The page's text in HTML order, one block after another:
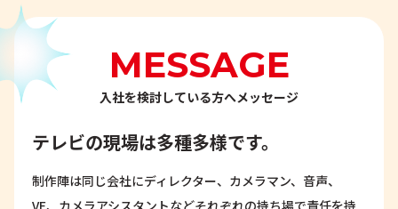
MESSAGE
入社を検討している方へメッセージ
テレビの現場は多種多様です。
制作陣は同じ会社にディレクター、カメラマン、音声、
VE、カメラアシスタントなどそれぞれの持ち場で責任を持